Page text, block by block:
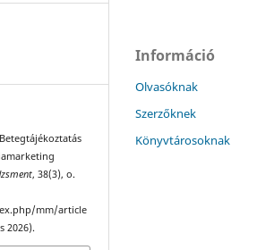
, 38(3), o.
mm/article
2026).
Információ
Olvasóknak
Szerzőknek
Könyvtárosoknak